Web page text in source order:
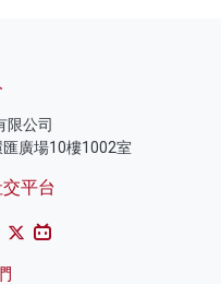
限公司
廣場10樓1002室
平台